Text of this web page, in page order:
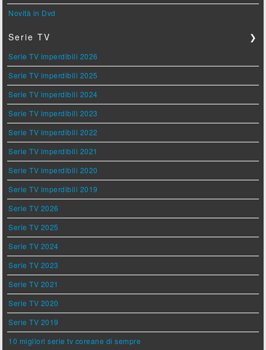
Novità in Dvd
Serie TV ❯
Serie TV imperdibili 2026
Serie TV imperdibili 2025
Serie TV imperdibili 2024
Serie TV imperdibili 2023
Serie TV imperdibili 2022
Serie TV imperdibili 2021
Serie TV imperdibili 2020
Serie TV imperdibili 2019
Serie TV 2026
Serie TV 2025
Serie TV 2024
Serie TV 2023
Serie TV 2021
Serie TV 2020
Serie TV 2019
10 migliori serie tv coreane di sempre